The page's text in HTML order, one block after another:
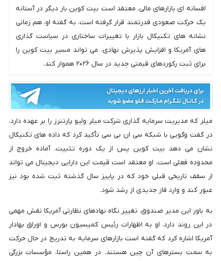
افسانه ای بازارهای مالی، معتقد است بیت کوین بار دیگر در آستانه
یک حرکت صعودی قدرتمند قرار گرفته است. به گفته او، هم زمانی
نشانه های تکنیکال بازار با تغییرات ساختاری در سیاست گذاری
های آمریکا و افزایش پذیرش نهادی، می تواند مسیر بیت کوین را
برای ثبت رکوردهای قیمتی جدید در سال ۲۰۲۶ هموار کند.
میلر که مدیریت سرمایه گذاری شرکت میلر ولیو پارتنرز را بر عهده دارد،
در گفت وگویی با شبکه سی ان بی سی تأکید کرد که داده های تکنیکال
نشان می دهد بیت کوین پس از یک دوره تثبیت، آماده خروج از
محدوده فعلی است. او معتقد است قیمت این دارایی دیجیتال می تواند
از سقف تاریخی قبلی خود که در پاییز سال گذشته ثبت شده بود نیز
عبور کند و وارد فاز جدیدی از رشد شود.
به باور این مدیر صندوق، تغییر نگاه نهادهای نظارتی آمریکا نقش مهمی
در این روند دارد. او به اظهارات رئیس کمیسیون بورس و اوراق بهادار
آمریکا اشاره کرد که گفته است بازارهای سرمایه به تدریج در حال حرکت
به سمت بسترهای آن چین هستند. در همین راستا، مؤسسات بزرگی